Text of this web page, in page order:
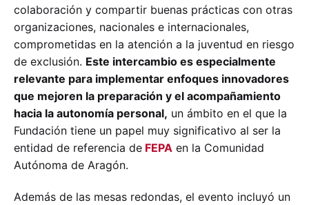
colaboración y compartir buenas prácticas con otras
organizaciones, nacionales e internacionales,
comprometidas en la atención a la juventud en riesgo
de exclusión. Este intercambio es especialmente
relevante para implementar enfoques innovadores
que mejoren la preparación y el acompañamiento
hacia la autonomía personal, un ámbito en el que la
Fundación tiene un papel muy significativo al ser la
entidad de referencia de FEPA en la Comunidad
Autónoma de Aragón.
Además de las mesas redondas, el evento incluyó un